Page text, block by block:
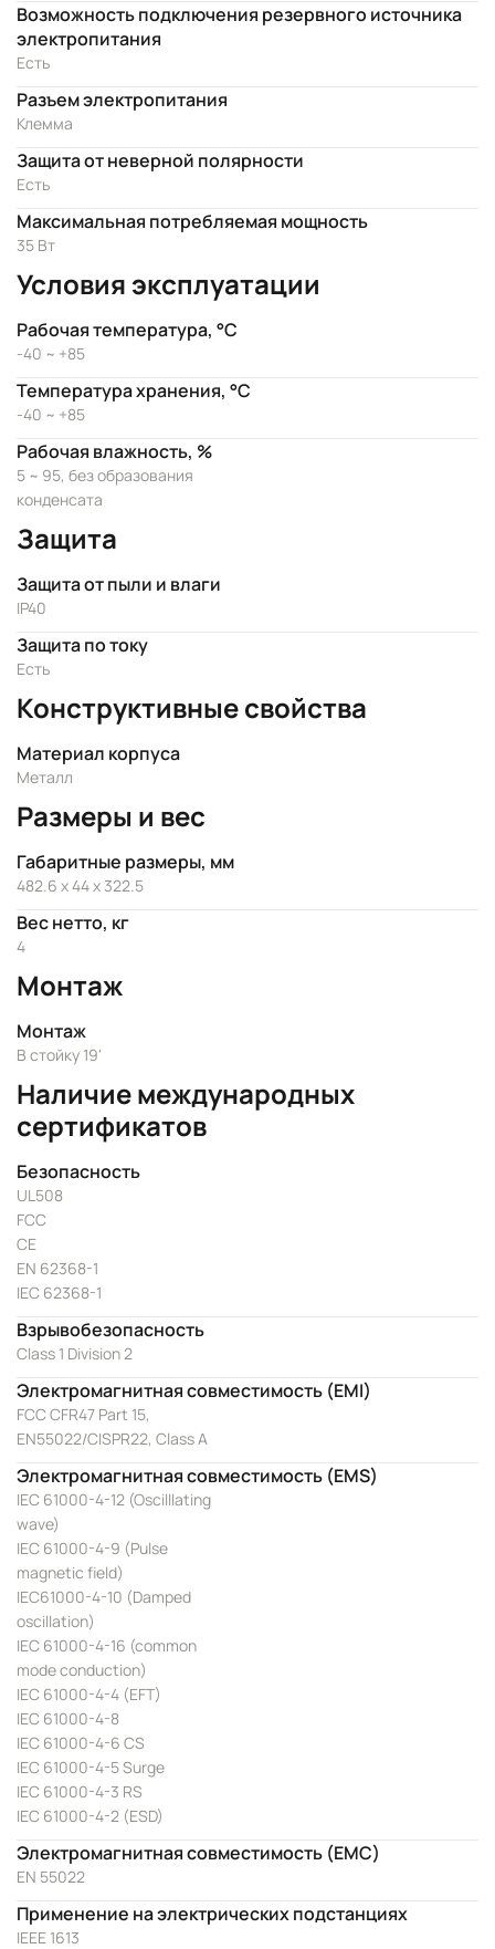
Возможность подключения резервного источника
электропитания
Есть
Разъем электропитания
Клемма
Защита от неверной полярности
Есть
Максимальная потребляемая мощность
35 Вт
Условия эксплуатации
Рабочая температура, °C
-40 ~ +85
Температура хранения, °C
-40 ~ +85
Рабочая влажность, %
5 ~ 95, без образования
конденсата
Защита
Защита от пыли и влаги
IP40
Защита по току
Есть
Конструктивные свойства
Материал корпуса
Металл
Размеры и вес
Габаритные размеры, мм
482.6 x 44 x 322.5
Вес нетто, кг
4
Монтаж
Монтаж
В стойку 19'
Наличие международных
сертификатов
Безопасность
UL508
FCC
CE
EN 62368-1
IEC 62368-1
Взрывобезопасность
Class 1 Division 2
Электромагнитная совместимость (EMI)
FCC CFR47 Part 15,
EN55022/CISPR22, Class A
Электромагнитная совместимость (EMS)
IEC 61000-4-12 (Oscilllating
wave)
IEC 61000-4-9 (Pulse
magnetic field)
IEC61000-4-10 (Damped
oscillation)
IEC 61000-4-16 (common
mode conduction)
IEC 61000-4-4 (EFT)
IEC 61000-4-8
IEC 61000-4-6 CS
IEC 61000-4-5 Surge
IEC 61000-4-3 RS
IEC 61000-4-2 (ESD)
Электромагнитная совместимость (EMC)
EN 55022
Применение на электрических подстанциях
IEEE 1613